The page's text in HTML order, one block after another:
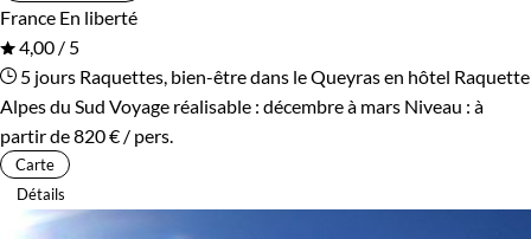
France En liberté
4,00 / 5
5 jours Raquettes, bien-être dans le Queyras en hôtel Raquette
Alpes du Sud Voyage réalisable : décembre à mars Niveau : à
partir de820 € / pers.
Carte
Détails